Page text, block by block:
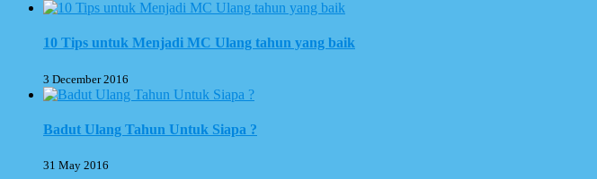
10 Tips untuk Menjadi MC Ulang tahun yang baik
3 December 2016
Badut Ulang Tahun Untuk Siapa ?
31 May 2016